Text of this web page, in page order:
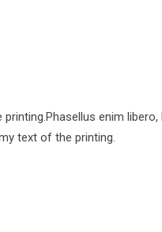
enim libero,
text of the printing.